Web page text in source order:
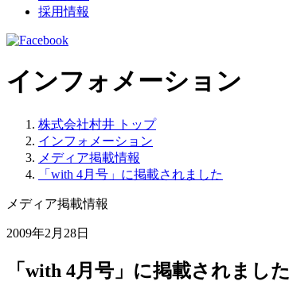
採用情報
インフォメーション
株式会社村井 トップ
インフォメーション
メディア掲載情報
「with 4月号」に掲載されました
メディア掲載情報
2009年2月28日
「with 4月号」に掲載されました